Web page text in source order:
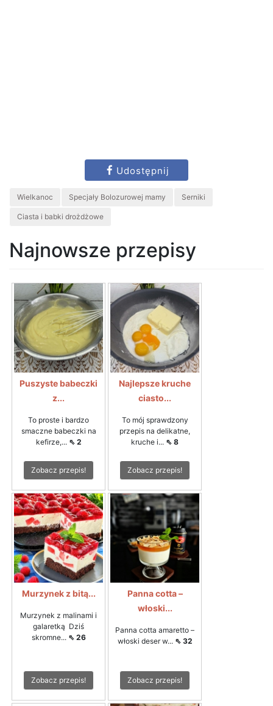
Udostępnij
Wielkanoc Specjały Bolozurowej mamy Serniki
Ciasta i babki drożdżowe
Najnowsze przepisy
Puszyste babeczki
z...
To proste i bardzo
smaczne babeczki na
kefirze,... ⇖ 2
Zobacz przepis!
Najlepsze kruche
ciasto...
To mój sprawdzony
przepis na delikatne,
kruche i... ⇖ 8
Zobacz przepis!
Murzynek z bitą...
Murzynek z malinami i
galaretką Dziś
skromne... ⇖ 26
Zobacz przepis!
Panna cotta –
włoski...
Panna cotta amaretto –
włoski deser w... ⇖ 32
Zobacz przepis!